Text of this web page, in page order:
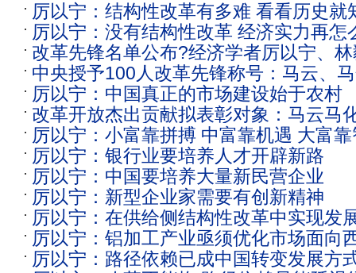
厉以宁：结构性改革有多难 看看历史就
厉以宁：没有结构性改革 经济实力再怎
改革先锋名单公布?经济学者厉以宁、
榜？
中央授予100人改革先锋称号：马云、
等上榜
厉以宁：中国真正的市场建设始于农村
改革开放杰出贡献拟表彰对象：马云马
厉以宁：小富靠拼搏 中富靠机遇 大富
厉以宁：银行业要培养人才开辟新路
厉以宁：中国要培养大量新民营企业
厉以宁：新型企业家需要有创新精神
厉以宁：在供给侧结构性改革中实现发
厉以宁：铝加工产业亟须优化市场面向
厉以宁：路径依赖已成中国转变发展方